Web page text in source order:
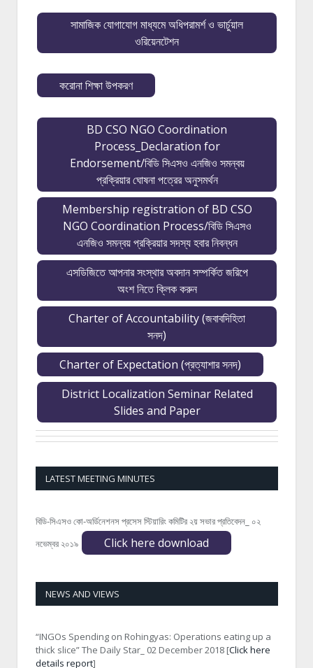
সামাজিক যোগাযোগ মাধ্যমে অধিপরামর্শ ও ভার্চুয়াল
ওরিয়েনটেশন
করোনা শিক্ষা উপকরণ
BD CSO NGO Coordination
Process_Declaration for
Endorsement/বিডি সিএসও এনজিও সমন্বয়
প্রক্রিয়ার ঘোষনা পত্রের অনুসমর্থন
Membership registration of BD CSO
NGO Coordination Process/বিডি সিএসও
এনজিও সমন্বয় প্রক্রিয়ার সদস্য হবার নিবন্ধন
এসডিজিতে আপনার সংস্থার অবদান সম্পর্কিত জরিপে
অংশ নিতে ক্লিক করুন
Charter of Accountability (জবাবদিহিতা
সনদ)
Charter of Expectation (প্রত্যাশার সনদ)
District Localization Seminar Related
Slides and Paper
LATEST MEETING MINUTES
বিডি-সিএসও কো-অর্ডিনেশনস প্রসেস স্টিয়ারিং কমিটির ২য় সভার প্রতিবেদন_ ০২
নভেম্বর ২০১৯
Click here download
NEWS AND VIEWS
“INGOs Spending on Rohingyas: Operations eating up a
thick slice” The Daily Star_ 02 December 2018 [Click here
details report]